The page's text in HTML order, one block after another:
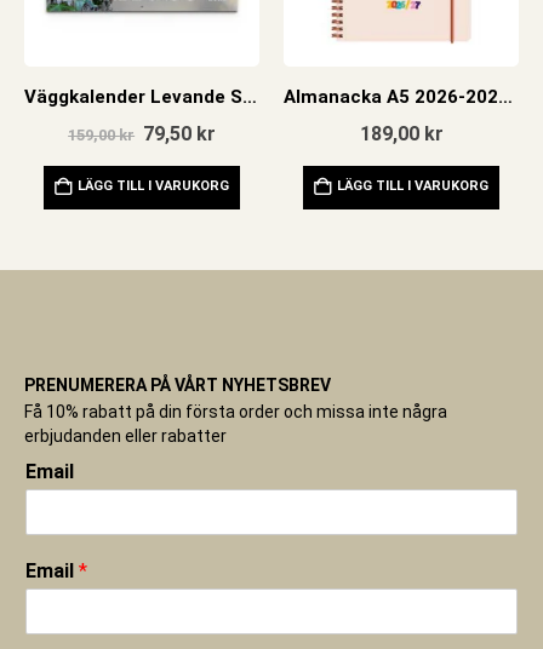
Väggkalender Levande Skog 2026
159,00kr Det
priset
var:
159,00 kr.
79,50 krDet
priset
är:
79,50 kr.
LÄGG TILL I VARUKORG
Almanacka A5 2026-2027 Good day 18 mån
189,00 kr
LÄGG TILL I VARUKORG
PRENUMERERA PÅ VÅRT NYHETSBREV
Få 10% rabatt på din första order och missa inte några
erbjudanden eller rabatter
Email
Email *